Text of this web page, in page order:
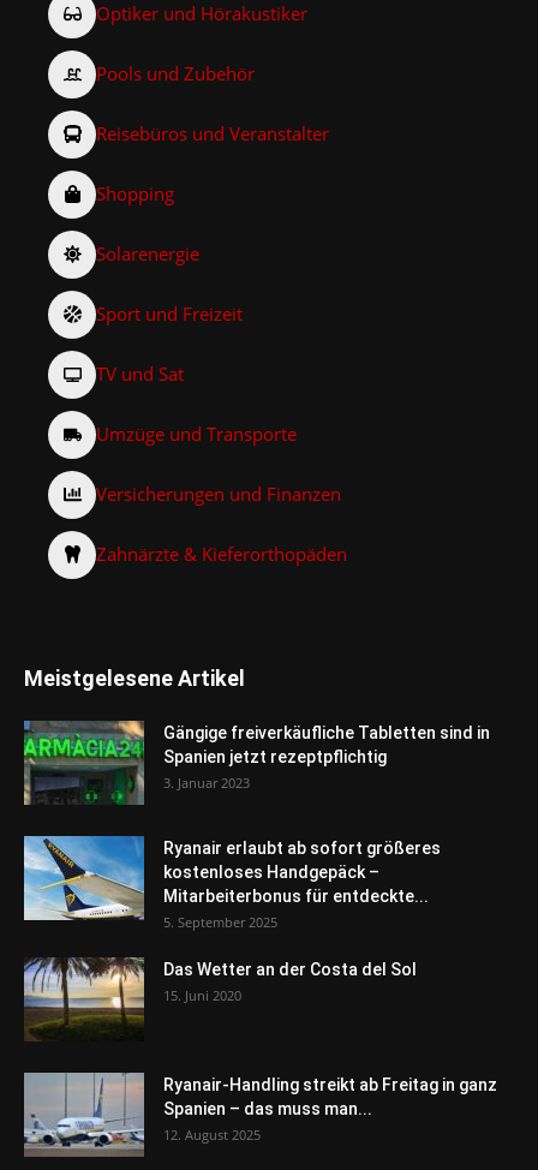
Optiker und Hörakustiker
Pools und Zubehör
Reisebüros und Veranstalter
Shopping
Solarenergie
Sport und Freizeit
TV und Sat
Umzüge und Transporte
Versicherungen und Finanzen
Zahnärzte & Kieferorthopäden
Meistgelesene Artikel
Gängige freiverkäufliche Tabletten sind in
Spanien jetzt rezeptpflichtig
3. Januar 2023
Ryanair erlaubt ab sofort größeres
kostenloses Handgepäck –
Mitarbeiterbonus für entdeckte...
5. September 2025
Das Wetter an der Costa del Sol
15. Juni 2020
Ryanair-Handling streikt ab Freitag in ganz
Spanien – das muss man...
12. August 2025